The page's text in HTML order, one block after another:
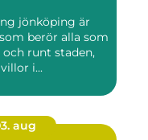
jönköping är
berör alla som
och runt staden,
i...
aug